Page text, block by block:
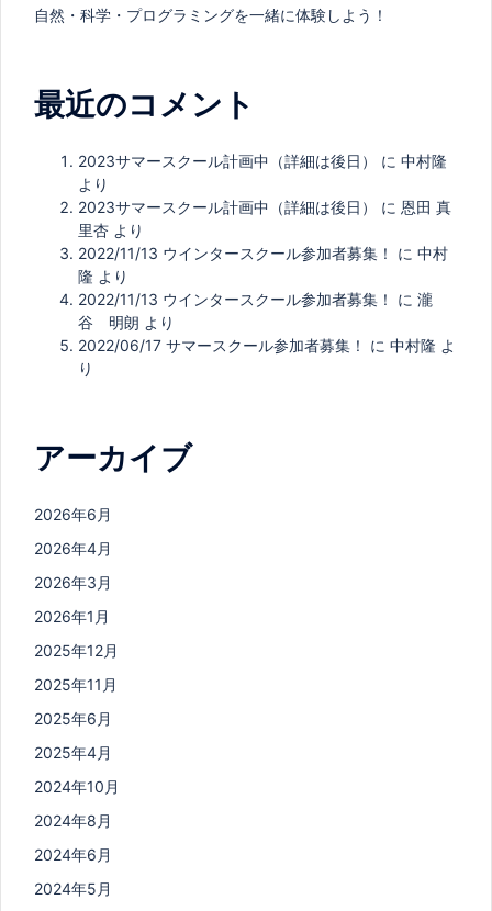
自然・科学・プログラミングを一緒に体験しよう！
最近のコメント
2023サマースクール計画中（詳細は後日） に 中村隆
より
2023サマースクール計画中（詳細は後日）
に 恩田 真
里杏 より
2022/11/13 ウインタースクール参加者募集！
に 中村
隆 より
2022/11/13 ウインタースクール参加者募集！
に 瀧
谷 明朗 より
2022/06/17 サマースクール参加者募集！
に 中村隆 よ
り
アーカイブ
2026年6月
2026年4月
2026年3月
2026年1月
2025年12月
2025年11月
2025年6月
2025年4月
2024年10月
2024年8月
2024年6月
2024年5月